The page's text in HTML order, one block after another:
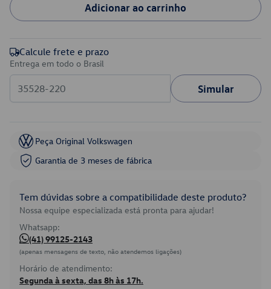
Adicionar ao carrinho
Calcule frete e prazo
Entrega em todo o Brasil
Simular
Peça Original Volkswagen
Garantia de 3 meses de fábrica
Tem dúvidas sobre a compatibilidade deste produto?
Nossa equipe especializada está pronta para ajudar!
Whatsapp:
(41) 99125-2143
(apenas mensagens de texto, não atendemos ligações)
Horário de atendimento:
Segunda à sexta, das 8h às 17h.